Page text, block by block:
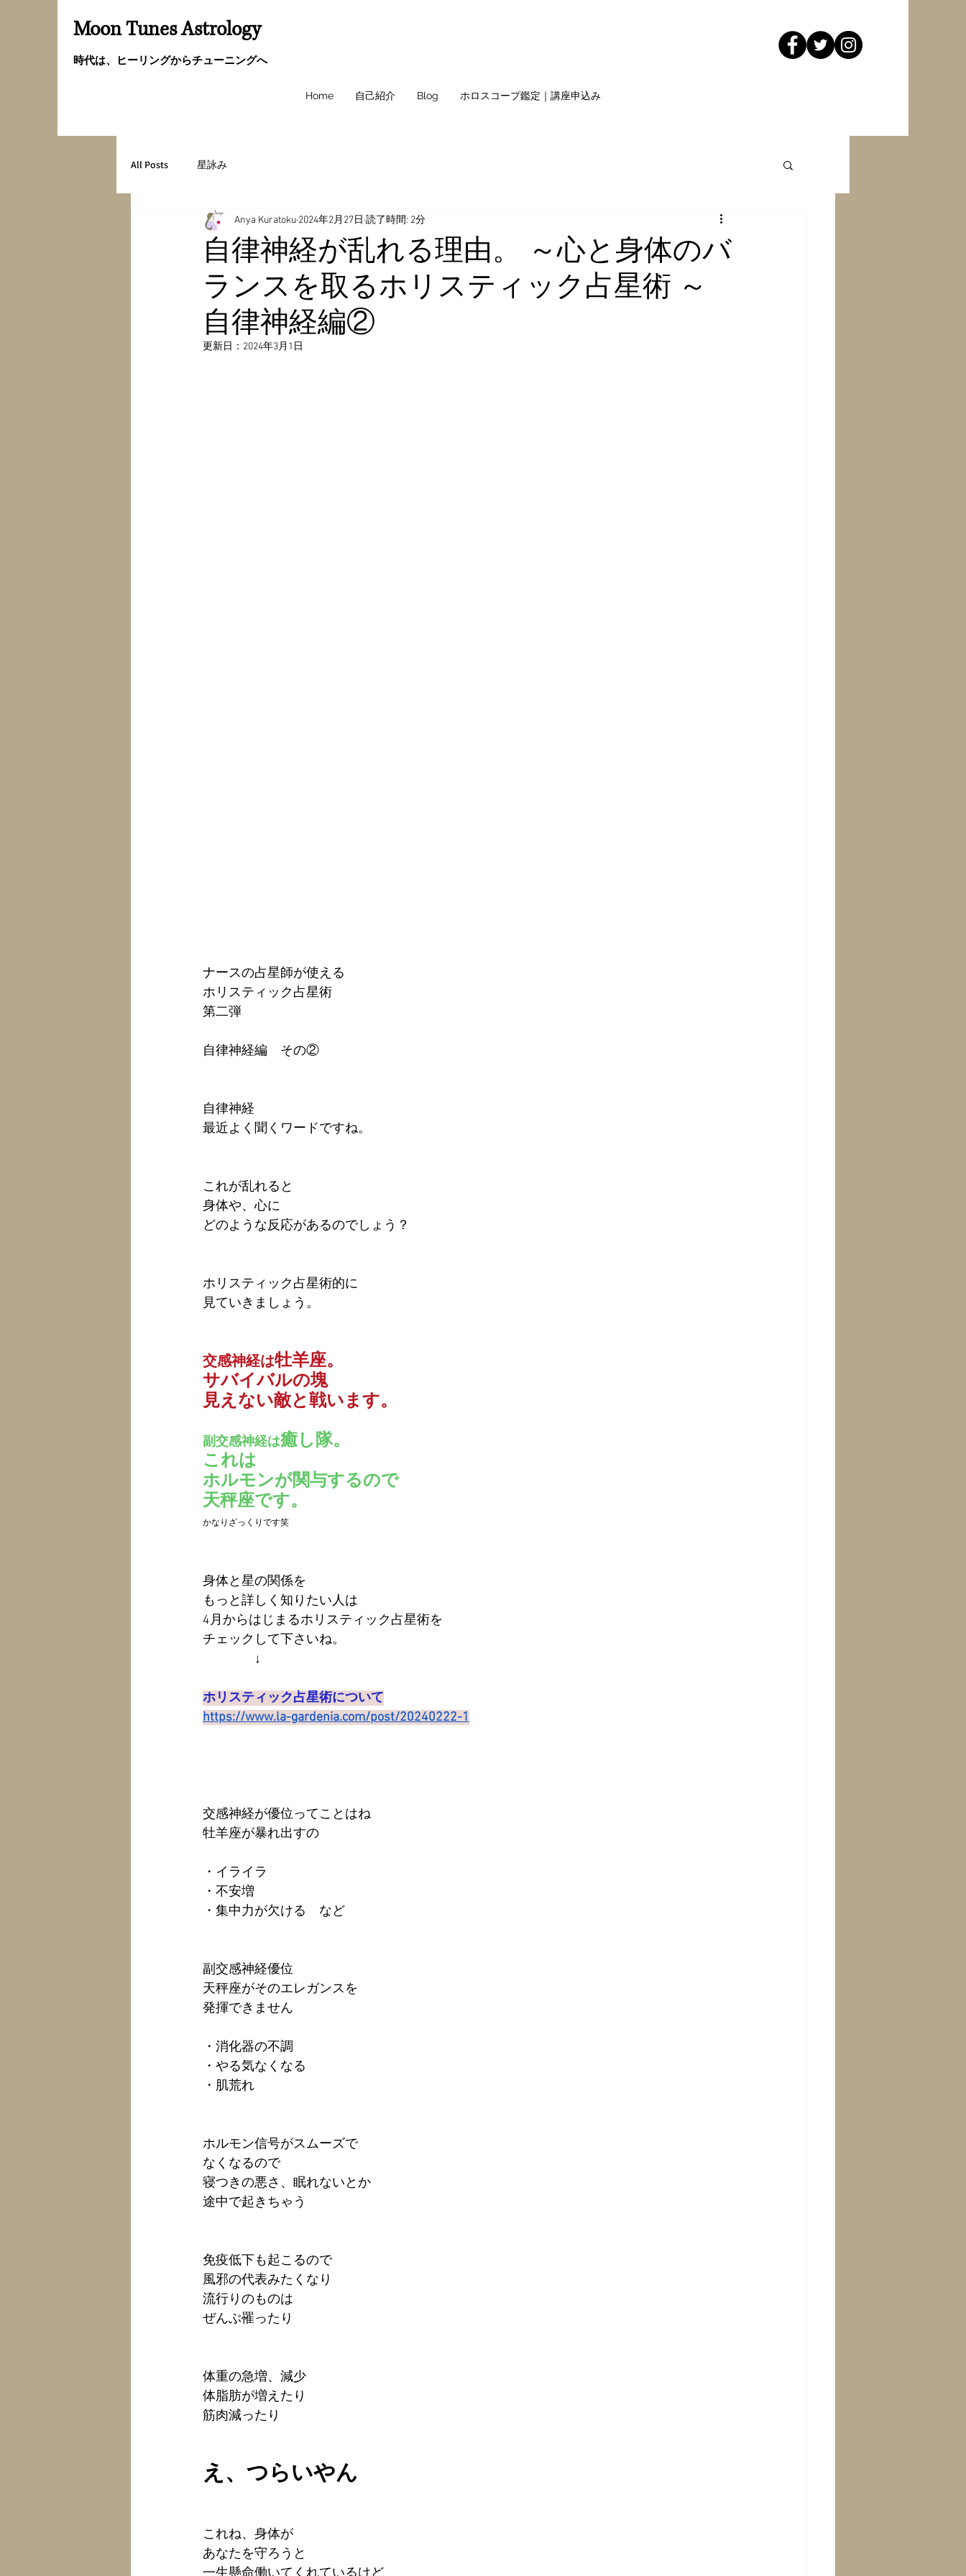
Moon Tunes Astrology
時代は、ヒーリングからチューニングへ
Home 自己紹介 Blog ホロスコープ鑑定｜講座申込み
All Posts 星詠み
自律神経が乱れる理由。 ～心と身体のバ
ランスを取るホリスティック占星術 ～
自律神経編②
Anya Kuratoku 2024年2月27日 読了時間: 2分
更新日： 2024年3月1日
ナースの占星師が使える
ホリスティック占星術
第二弾
自律神経編　その②
自律神経
最近よく聞くワードですね。
これが乱れると
身体や、心に
どのような反応があるのでしょう？
ホリスティック占星術的に
見ていきましょう。
交感神経は牡羊座。
サバイバルの塊
見えない敵と戦います。
副交感神経は癒し隊。
これは
ホルモンが関与するので
天秤座です。
かなりざっくりです笑
身体と星の関係を
もっと詳しく知りたい人は
4月からはじまるホリスティック占星術を
チェックして下さいね。
↓
ホリスティック占星術について
https://www.la-gardenia.com/post/20240222-1
交感神経が優位ってことはね
牡羊座が暴れ出すの
・イライラ
・不安増
・集中力が欠ける　など
副交感神経優位
天秤座がそのエレガンスを
発揮できません
・消化器の不調
・やる気なくなる
・肌荒れ
ホルモン信号がスムーズで
なくなるので
寝つきの悪さ、眠れないとか
途中で起きちゃう
免疫低下も起こるので
風邪の代表みたくなり
流行りのものは
ぜんぶ罹ったり
体重の急増、減少
体脂肪が増えたり
筋肉減ったり
え、つらいやん
これね、身体が
あなたを守ろうと